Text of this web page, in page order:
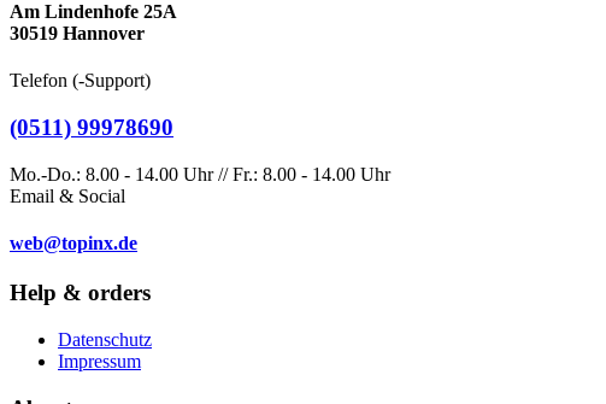
Am Lindenhofe 25A
30519 Hannover
Telefon (-Support)
(0511) 99978690
Mo.-Do.: 8.00 - 14.00 Uhr // Fr.: 8.00 - 14.00 Uhr
Email & Social
web@topinx.de
Help & orders
Datenschutz
Impressum